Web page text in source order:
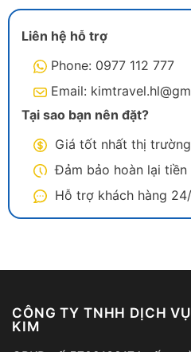
Liên hệ hỗ trợ
Phone: 0977 112 777
Email:
Tại sao bạn nên đặt?
Giá tốt nhất thị
Đảm bảo hoàn lại tiền
Hỗ trợ khách hàng
CÔNG TY TNHH DỊCH
KIM